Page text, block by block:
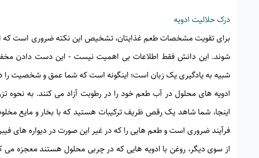
درک حلالیت ادویه
برای تقویت مشخصات طعم غذایتان، تشخیص این نکته ضروری است که
شوند. این دانش فقط اطلاعات بی اهمیت نیست - این دست دادن
شبیه به یادگیری یک زبان است؛ اینگونه است که شما عمق و شخصیت را
ادویه های محلول در آب طعم خود را در رطوبت آزاد می کنند. به
اینجا، شما شاهد یک رقص ظریف ترکیبات هستید که با بخار و مایع
فرآیند ضروری است و طعم هایی را که در غیر این صورت در دیواره های
از سوی دیگر، روغن با ادویه هایی که در چربی محلول هستند معجزه می